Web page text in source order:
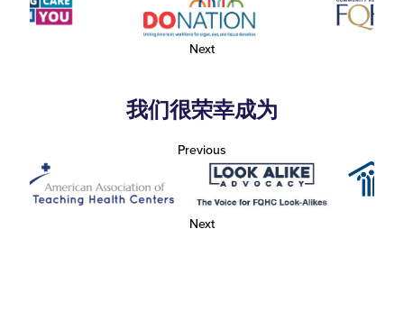
Next
我们很荣幸成为
Previous
Next